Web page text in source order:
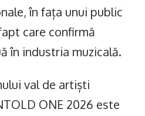
în fața unui public
care confirmă
în industria muzicală.
val de artiști
ONE 2026 este